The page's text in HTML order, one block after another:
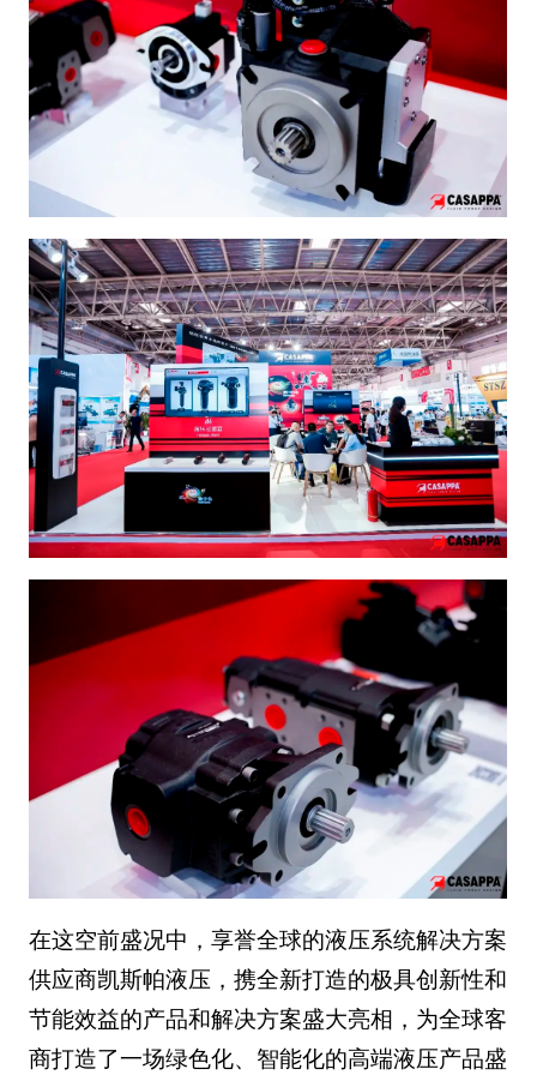
在这空前盛况中，享誉全球的液压系统解决方案
供应商凯斯帕液压，携全新打造的极具创新性和
节能效益的产品和解决方案盛大亮相，为全球客
商打造了一场绿色化、智能化的高端液压产品盛